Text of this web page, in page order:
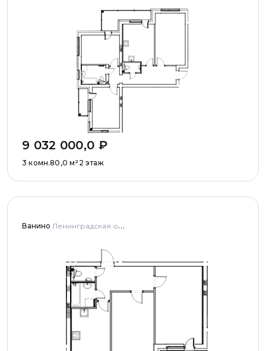
9 032 000,0 ₽
3 комн.80,0 м²2 этаж
Ванино Ленинградская область, Ломоносовский муниципальный район, Низинское сельское поселение, деревня Узигонты, улица Прибалтийская, дома 4, 5 и улица Олимпийская, дом 5